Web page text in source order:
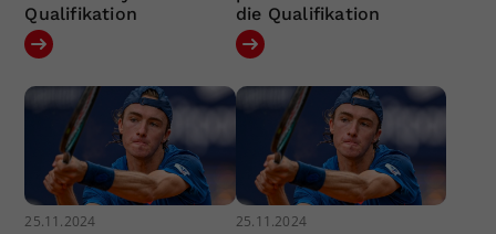
Qualifikation
die Qualifikation
25.11.2024 25.11.2024